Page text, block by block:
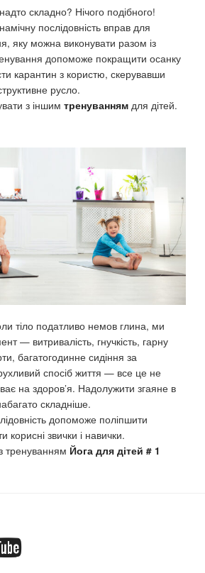
складно? Нічого подібного!
послідовність вправ для
яку можна виконувати разом із
допоможе покращити осанку
карантин з користю, скерувавши
русло.
з іншимтренуванням для дітей.
тіло податливо немов глина, ми
— витривалість, гнучкість, гарну
багатогодинне сидіння за
спосіб життя — все це не
на здоров’я. Надолужити згаяне в
складніше.
допоможе поліпшити
корисні звички і навички.
тренуванням Йога для дітей # 1